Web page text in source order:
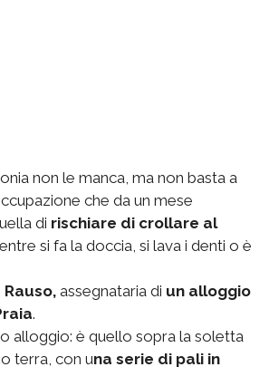
non le manca, ma non basta a
che da un mese
di rischiare di crollare al
si fa la doccia, si lava i denti o è
Rauso, assegnataria di un alloggio
.
alloggio: è quello sopra la soletta
terra, con una serie di pali in